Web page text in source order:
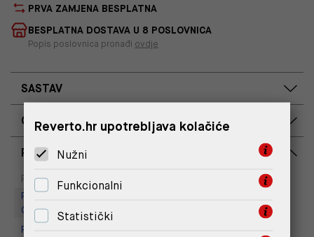
PRVA ZAMJENA BESPLATNA
BESPLATNA DOSTAVA U 8 POSLOVNICA
Popis poslovnica pronađi ovdje
SASTAV
OPIS PROIZVODA
RASPOLOŽIVOST PO POSLOVNICAMA
Poslovnica
Na upit
Replay Outlet Store, Designer
Outlet Croatia
Replay store, Arena centar
Reverto.hr upotrebljava kolačiće
Nužni
Funkcionalni
Statistički